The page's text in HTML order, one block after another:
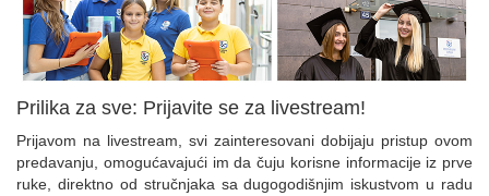
Prilika za sve: Prijavite se za livestream!
Prijavom na livestream, svi zainteresovani dobijaju pristup ovom
predavanju, omogućavajući im da čuju korisne informacije iz prve
ruke, direktno od stručnjaka sa dugogodišnjim iskustvom u radu